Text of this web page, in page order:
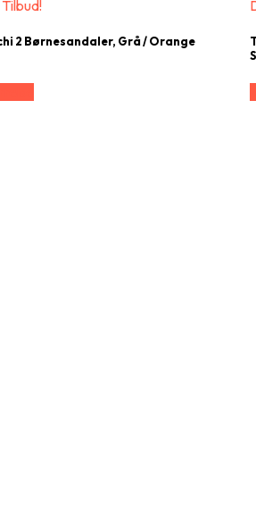
2 Børnesandaler, Grå / Orange